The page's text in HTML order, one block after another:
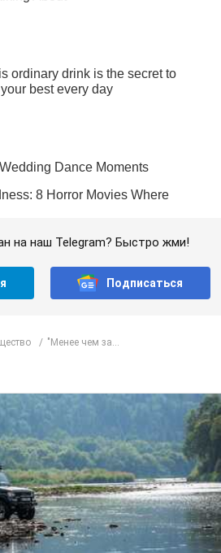
на наш Telegram? Быстро жми!
Подписаться
"Менее чем за...